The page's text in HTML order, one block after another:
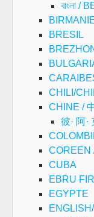
বাংলা /
BRESIL
CHILI/
CHINE /
彼· 阿
COREEN
CUBA
EBRU
EGYPTE